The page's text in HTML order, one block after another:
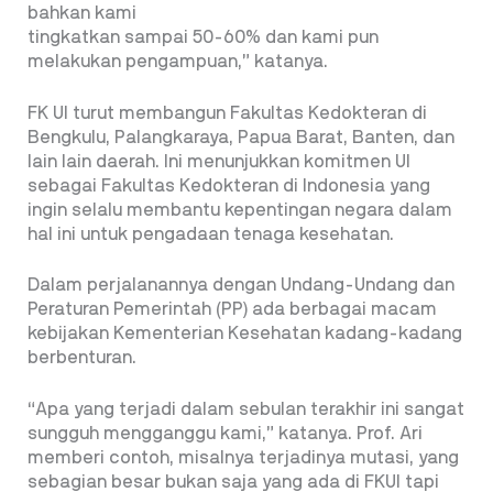
bahkan kami
tingkatkan sampai 50-60% dan kami pun
melakukan pengampuan,” katanya.
FK UI turut membangun Fakultas Kedokteran di
Bengkulu, Palangkaraya, Papua Barat, Banten, dan
lain lain daerah. Ini menunjukkan komitmen UI
sebagai Fakultas Kedokteran di Indonesia yang
ingin selalu membantu kepentingan negara dalam
hal ini untuk pengadaan tenaga kesehatan.
Dalam perjalanannya dengan Undang-Undang dan
Peraturan Pemerintah (PP) ada berbagai macam
kebijakan Kementerian Kesehatan kadang-kadang
berbenturan.
“Apa yang terjadi dalam sebulan terakhir ini sangat
sungguh mengganggu kami,” katanya. Prof. Ari
memberi contoh, misalnya terjadinya mutasi, yang
sebagian besar bukan saja yang ada di FKUI tapi